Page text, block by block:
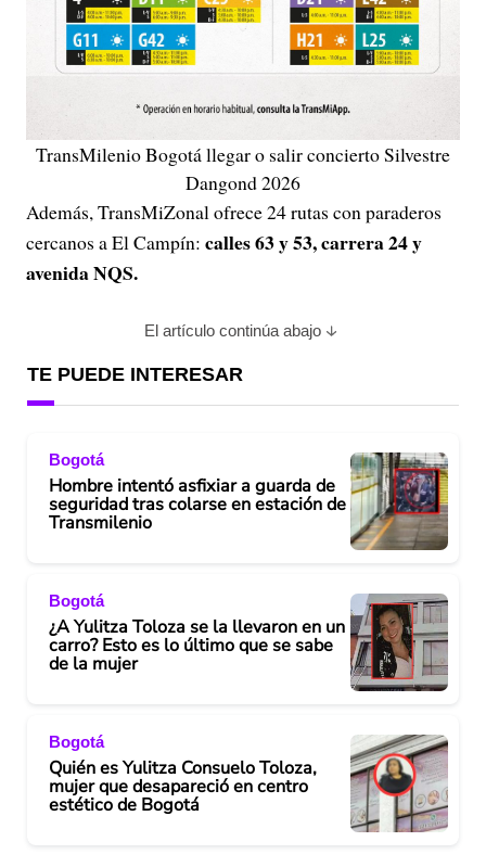
TransMilenio Bogotá llegar o salir concierto Silvestre
Dangond 2026
Además, TransMiZonal ofrece 24 rutas con paraderos
cercanos a El Campín: calles 63 y 53, carrera 24 y
avenida NQS.
El artículo continúa abajo
TE PUEDE INTERESAR
Bogotá
Hombre intentó asfixiar a guarda de
seguridad tras colarse en estación de
Transmilenio
Bogotá
¿A Yulitza Toloza se la llevaron en un
carro? Esto es lo último que se sabe
de la mujer
Bogotá
Quién es Yulitza Consuelo Toloza,
mujer que desapareció en centro
estético de Bogotá